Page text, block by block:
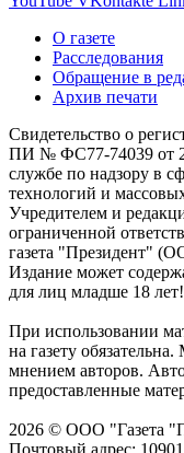
О газете
Расследования
Обращение в
Архив печати
Свидетельство о
ПИ № ФС77-74039 от
службе по надзору в
технологий и
Учредителем и
ограниченной
газета "Президент"
Издание может
для лиц младше 18 лет!
При использовании
на газету
мнением авторов.
предоставленные
2026 © ООО "Газета
Почтовый адрес: